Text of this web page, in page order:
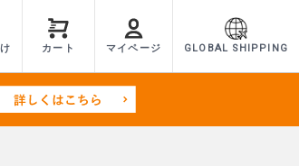
カート マイページ GLOBAL SHIPPING